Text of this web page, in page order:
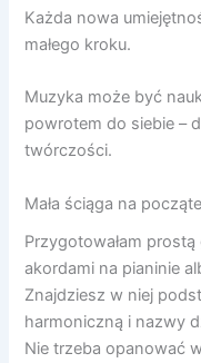
Każda nowa
małego kroku.
Muzyka może być
powrotem do siebie –
twórczości.
Mała ściąga na
Przygotowałam
akordami na pianinie
Znajdziesz w niej
harmoniczną i nazwy
Nie trzeba opanować